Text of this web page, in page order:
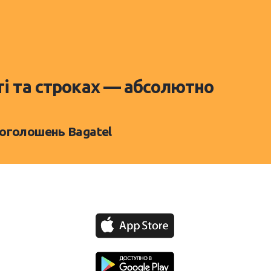
та строках — абсолютно
Bagatel